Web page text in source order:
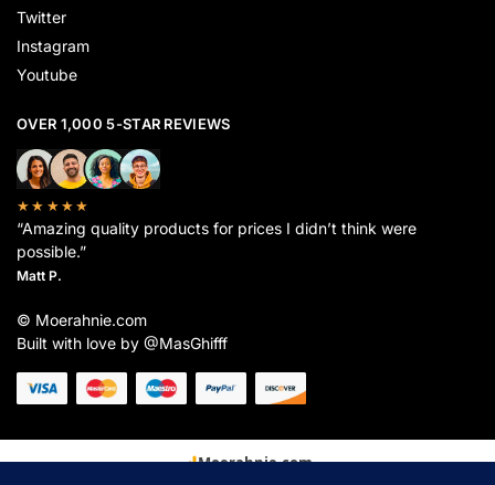
Twitter
Instagram
Youtube
OVER 1,000 5-STAR REVIEWS
★★★★★
“Amazing quality products for prices I didn’t think were
possible.”
Matt P.
© Moerahnie.com
Built with love by @MasGhifff
Moerahnie.com